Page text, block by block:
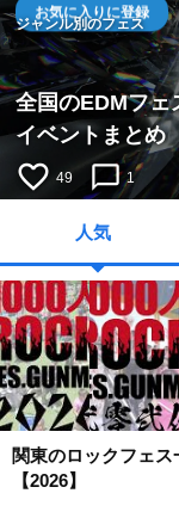
お気に入りに登録
ジャンル別のフェス
全国のEDMフェ
イベントまとめ
favorite_border 49 chat_bubble_outline 1
人気
関東のロックフェス
【2026】